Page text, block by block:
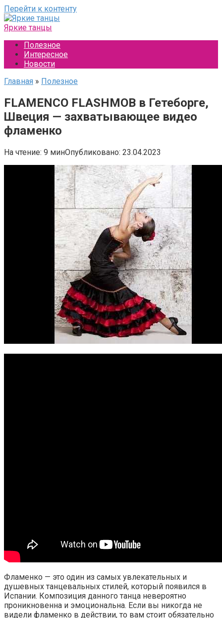
Перейти к контенту
Яркие танцы
Полезное
Интересное
Новости
Главная » Полезное
FLAMENCO FLASHMOB в Гетеборге,
Швеция — захватывающее видео
фламенко
На чтение: 9 минОпубликовано: 23.04.2023
Фламенко — это один из самых увлекательных и
душевных танцевальных стилей, который появился в
Испании. Композиция данного танца невероятно
проникновенна и эмоциональна. Если вы никогда не
видели фламенко в действии, то вам стоит обязательно